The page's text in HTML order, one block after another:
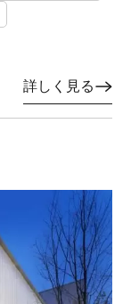
詳しく見る